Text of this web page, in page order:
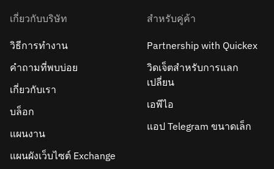
เกี่ยวกับบริษัท
วิธีการทำงาน
คำถามที่พบบ่อย
เกี่ยวกับเรา
บล็อก
แผนงาน
แผนผังเว็บไซต์ Exchange
สำหรับคู่ค้า
Partnership with Quickex
วิดเจ็ตสำหรับการแลก
เปลี่ยน
เอพีไอ
แอป Telegram ขนาดเล็ก